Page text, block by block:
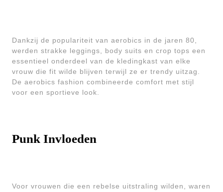
Dankzij de populariteit van aerobics in de jaren 80,
werden strakke leggings, body suits en crop tops een
essentieel onderdeel van de kledingkast van elke
vrouw die fit wilde blijven terwijl ze er trendy uitzag.
De aerobics fashion combineerde comfort met stijl
voor een sportieve look.
Punk Invloeden
Voor vrouwen die een rebelse uitstraling wilden, waren